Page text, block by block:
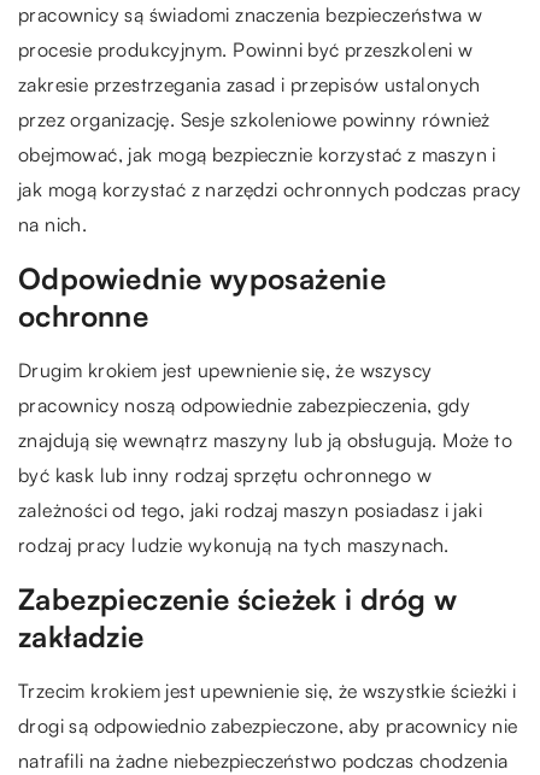
pracownicy są świadomi znaczenia bezpieczeństwa w
procesie produkcyjnym. Powinni być przeszkoleni w
zakresie przestrzegania zasad i przepisów ustalonych
przez organizację. Sesje szkoleniowe powinny również
obejmować, jak mogą bezpiecznie korzystać z maszyn i
jak mogą korzystać z narzędzi ochronnych podczas pracy
na nich.
Odpowiednie wyposażenie
ochronne
Drugim krokiem jest upewnienie się, że wszyscy
pracownicy noszą odpowiednie zabezpieczenia, gdy
znajdują się wewnątrz maszyny lub ją obsługują. Może to
być kask lub inny rodzaj sprzętu ochronnego w
zależności od tego, jaki rodzaj maszyn posiadasz i jaki
rodzaj pracy ludzie wykonują na tych maszynach.
Zabezpieczenie ścieżek i dróg w
zakładzie
Trzecim krokiem jest upewnienie się, że wszystkie ścieżki i
drogi są odpowiednio zabezpieczone, aby pracownicy nie
natrafili na żadne niebezpieczeństwo podczas chodzenia